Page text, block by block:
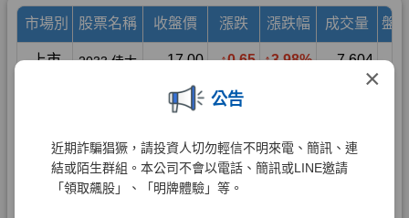
×
公告
近期詐騙猖獗，請投資人切勿輕信不明來電、簡訊、連
結或陌生群組。本公司不會以電話、簡訊或LINE邀請
「領取飆股」、「明牌體驗」等。